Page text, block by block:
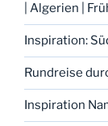
| Algerien |
Inspiration:
Rundreise
Inspiration